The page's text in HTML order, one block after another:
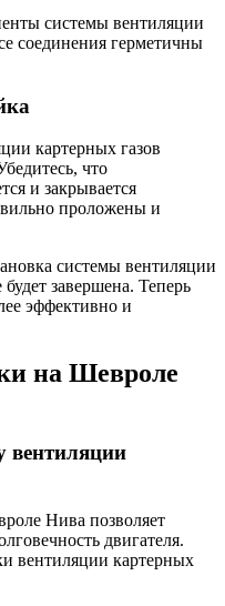
системы вентиляции
соединения герметичны
картерных газов
что
и закрывается
проложены и
системы вентиляции
завершена. Теперь
эффективно и
на Шевроле
вентиляции
Нива позволяет
двигателя.
вентиляции картерных